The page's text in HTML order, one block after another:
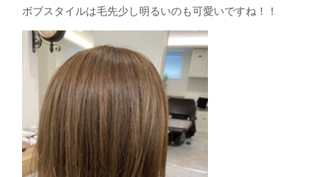
ボブスタイルは毛先少し明るいのも可愛いですね！！